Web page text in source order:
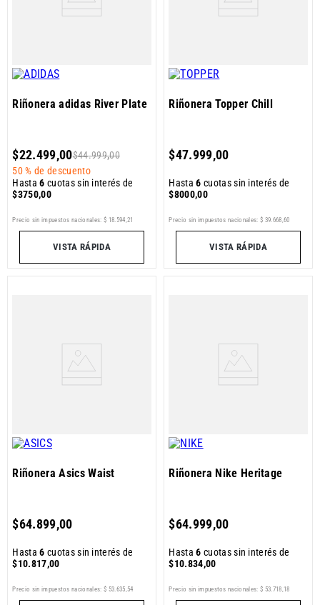
Riñonera adidas River Plate
$22.499,00$44.999,00
50 % de descuento
Hasta6 cuotas sin interés de
$3750,00
Precio sin impuestos nacionales: $ 18.594,21
VISTA RÁPIDA
Riñonera Topper Chill
$47.999,00
Hasta6 cuotas sin interés de
$8000,00
Precio sin impuestos nacionales: $ 39.668,60
VISTA RÁPIDA
Riñonera Asics Waist
$64.899,00
Hasta6 cuotas sin interés de
$10.817,00
Precio sin impuestos nacionales: $ 53 635 54
Riñonera Nike Heritage
$64.999,00
Hasta6 cuotas sin interés de
$10.834,00
Precio sin impuestos nacionales: $ 53 718 18